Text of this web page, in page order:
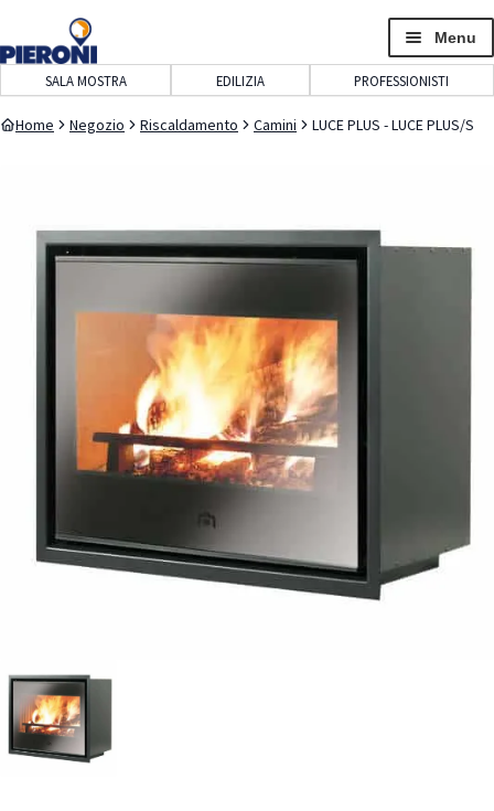
navigazione
contenuto
Menu
SALA MOSTRA EDILIZIA PROFESSIONISTI
Home Negozio Riscaldamento Camini LUCE PLUS - LUCE PLUS/S